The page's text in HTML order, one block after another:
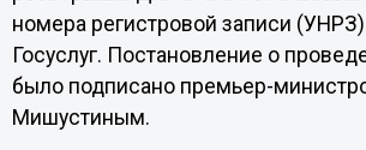
номера регистровой записи (УНРЗ)
Госуслуг. Постановление о
было подписано премьер-
Мишустиным.